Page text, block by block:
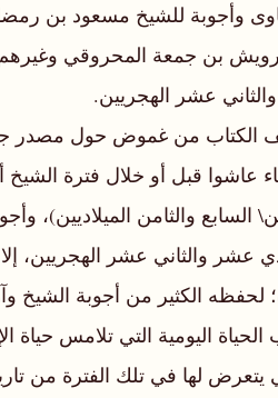
وأجوبة للشيخ مسعود بن
بن جمعة المحروقي
عشر الهجريين.
الكتاب من غموض حول مصدر
عاشوا قبل أو خلال فترة الشيخ
السابع والثامن الميلاديين)،
عشر والثاني عشر الهجريين،
لحفظه الكثير من أجوبة الشيخ
اليومية التي تلامس حياة
يتعرض لها في تلك الفترة من